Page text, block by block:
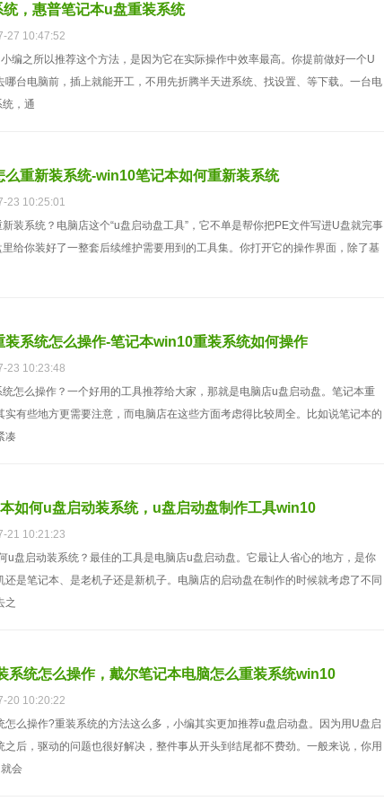
，惠普笔记本u盘重装系统
27 10:47:52
编之所以推荐这个方法，是因为它在实际操作中效率最高。你提前做好一个U
哪台电脑前，插上就能开工，不用先折腾半天进系统、找设置、等下载。一台电
，通
重新装系统-win10笔记本如何重新装系统
23 10:25:01
装系统？电脑店这个“u盘启动盘工具”，它不单是帮你把PE文件写进U盘就完事
给你装好了一整套后续维护需要用到的工具集。你打开它的操作界面，除了基
系统怎么操作-笔记本win10重装系统如何操作
23 10:23:48
怎么操作？一个好用的工具推荐给大家，那就是电脑店u盘启动盘。笔记本重
实有些地方更需要注意，而电脑店在这些方面考虑得比较周全。比如说笔记本的
凑
如何u盘启动装系统，u盘启动盘制作工具win10
21 10:21:23
u盘启动装系统？最佳的工具是电脑店u盘启动盘。它最让人省心的地方，是你
还是笔记本、是老机子还是新机子。电脑店的启动盘在制作的时候就考虑了不同
之
系统怎么操作，戴尔笔记本电脑怎么重装系统win10
20 10:20:22
怎么操作?重装系统的方法这么多，小编其实更加推荐u盘启动盘。因为用U盘启
之后，驱动的问题也很好解决，整件事从开头到结尾都不费劲。一般来说，你用
会